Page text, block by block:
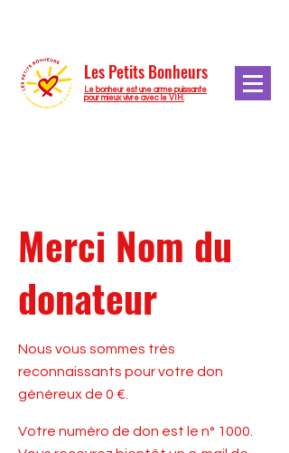
Les Petits Bonheurs
Le bonheur est une arme puissante
pour mieux vivre avec le VIH.
Merci Nom du
donateur
Nous vous sommes très
reconnaissants pour votre don
généreux de 0 €.
Votre numéro de don est le n° 1000.